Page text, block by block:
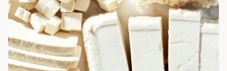
Artikel stellen wir dir verschiedene Hackfleisch-
Ersatzmöglichkeiten vor und zeigen, wie du sie in deiner
Küche einsetzen kannst. Eine besondere Rolle spielen
dabei pflanzliche Alternativen.